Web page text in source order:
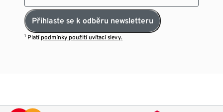
Přihlaste se k odběru newsletteru
¹ Platí podmínky použití uvítací slevy.